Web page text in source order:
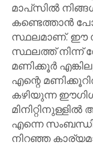
മാപ്‌സിൽ
കണ്ടെത്താൻ
സ്ഥലമാണ്. ഈ
സ്ഥലത്ത് നിന്ന്
മണിക്കൂർ
എന്റെ
കഴിയുന്ന
എന്നെ
നിറഞ്ഞ